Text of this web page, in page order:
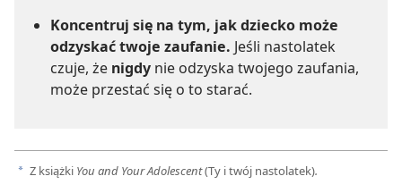
Koncentruj się na tym, jak dziecko może
odzyskać twoje zaufanie. Jeśli nastolatek
czuje, że nigdy nie odzyska twojego zaufania,
może przestać się o to starać.
a Z książki You and Your Adolescent(Ty i twój nastolatek).